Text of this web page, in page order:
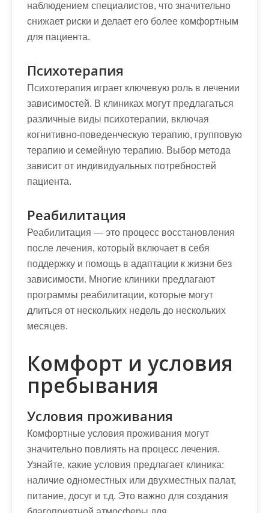
наблюдением специалистов, что значительно
снижает риски и делает его более комфортным
для пациента.
Психотерапия
Психотерапия играет ключевую роль в лечении
зависимостей. В клиниках могут предлагаться
различные виды психотерапии, включая
когнитивно-поведенческую терапию, групповую
терапию и семейную терапию. Выбор метода
зависит от индивидуальных потребностей
пациента.
Реабилитация
Реабилитация — это процесс восстановления
после лечения, который включает в себя
поддержку и помощь в адаптации к жизни без
зависимости. Многие клиники предлагают
программы реабилитации, которые могут
длиться от нескольких недель до нескольких
месяцев.
Комфорт и условия
пребывания
Условия проживания
Комфортные условия проживания могут
значительно повлиять на процесс лечения.
Узнайте, какие условия предлагает клиника:
наличие одноместных или двухместных палат,
питание, досуг и т.д. Это важно для создания